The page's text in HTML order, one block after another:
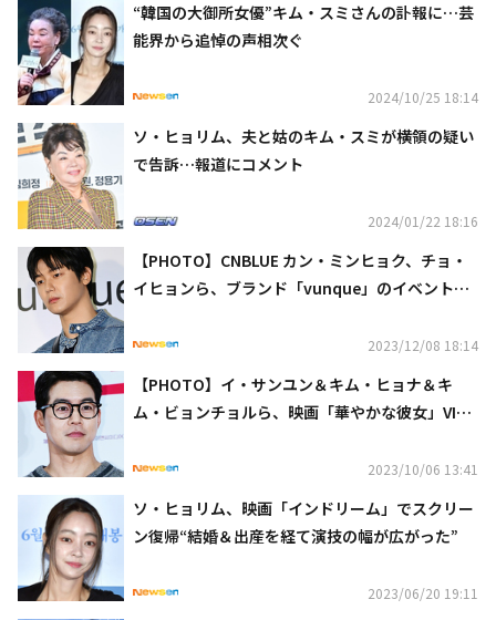
“韓国の大御所女優”キム・スミさんの訃報に…芸
能界から追悼の声相次ぐ
2024/10/25 18:14
ソ・ヒョリム、夫と姑のキム・スミが横領の疑い
で告訴…報道にコメント
2024/01/22 18:16
【PHOTO】CNBLUE カン・ミンヒョク、チョ・
イヒョンら、ブランド「vunque」のイベントに
2023/12/08 18:14
【PHOTO】イ・サンユン＆キム・ヒョナ＆キ
ム・ビョンチョルら、映画「華やかな彼女」VIP
2023/10/06 13:41
ソ・ヒョリム、映画「インドリーム」でスクリー
ン復帰“結婚＆出産を経て演技の幅が広がった”
2023/06/20 19:11